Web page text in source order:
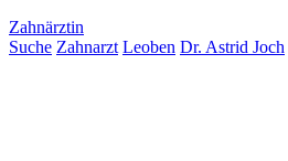
Zahnärztin
Suche Zahnarzt Leoben Dr. Astrid Joch